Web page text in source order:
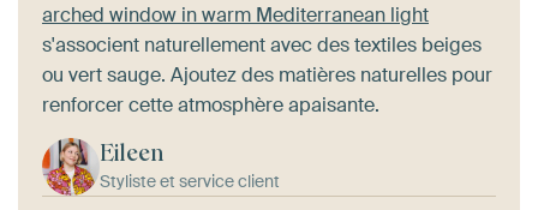
arched window in warm Mediterranean light
s'associent naturellement avec des textiles beiges
ou vert sauge. Ajoutez des matières naturelles pour
renforcer cette atmosphère apaisante.
Eileen
Styliste et service client